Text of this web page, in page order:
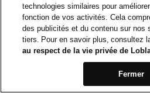
technologies similaires pour
fonction de vos activités. Cela
des publicités et du contenu sur nos
tiers. Pour en savoir plus, consultez
au respect de la vie privée de
Fermer